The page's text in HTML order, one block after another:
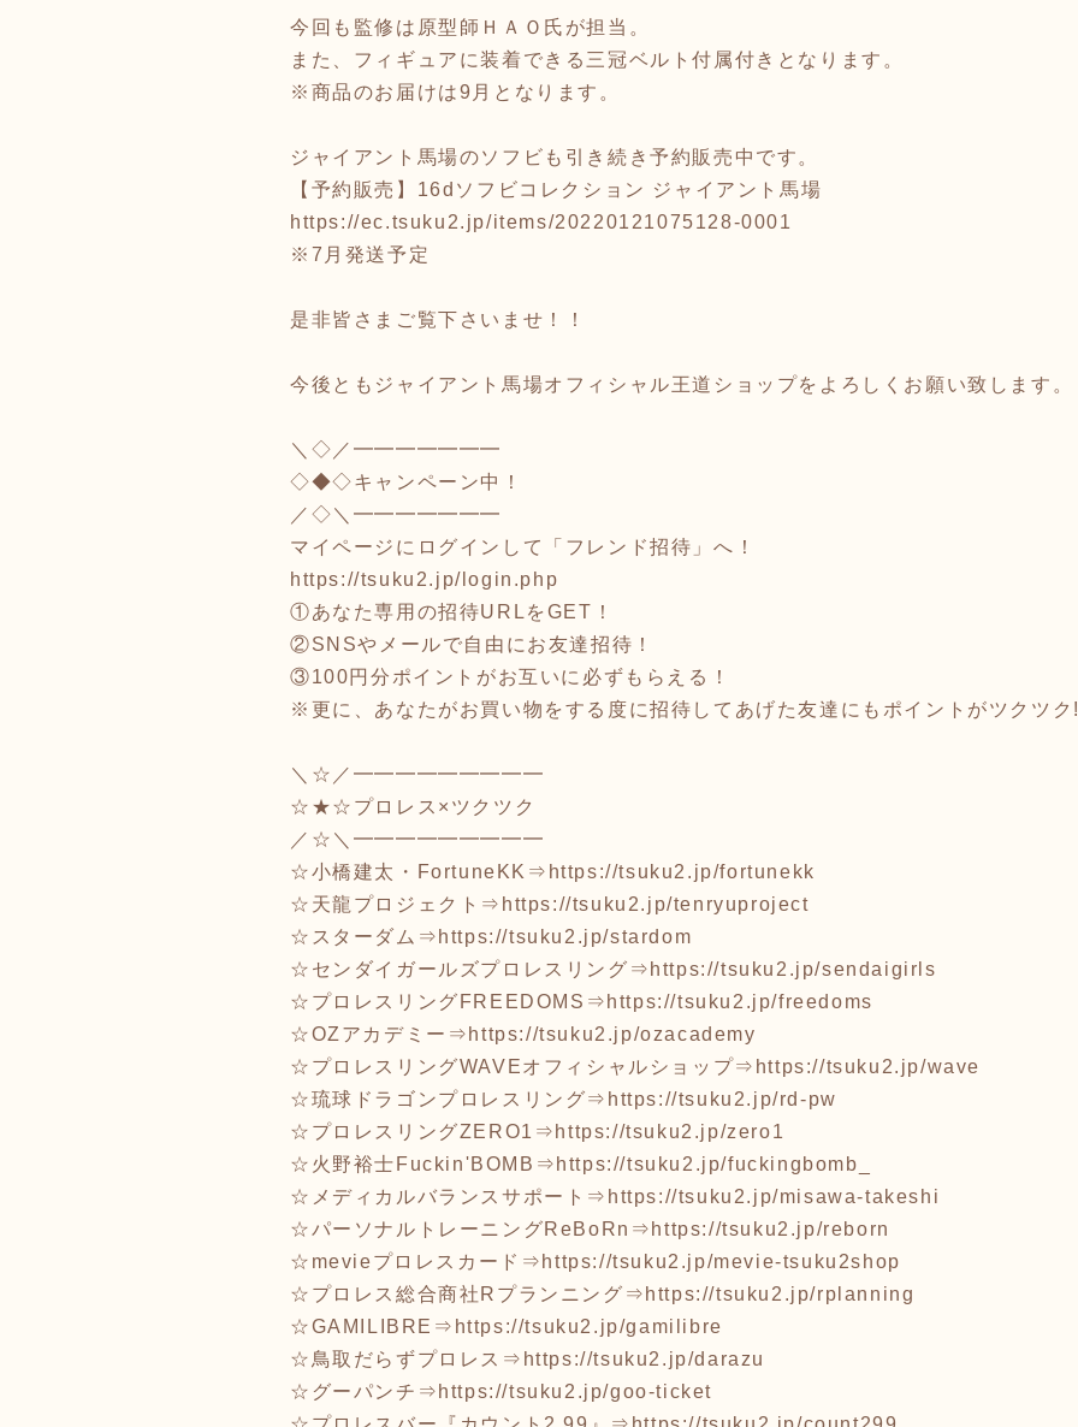
今回も監修は原型師ＨＡＯ氏が担当。
また、フィギュアに装着できる三冠ベルト付属付きとなります。
※商品のお届けは9月となります。
ジャイアント馬場のソフビも引き続き予約販売中です。
【予約販売】16dソフビコレクション ジャイアント馬場
https://ec.tsuku2.jp/items/20220121075128-0001
※7月発送予定
是非皆さまご覧下さいませ！！
今後ともジャイアント馬場オフィシャル王道ショップをよろしくお願い致します。
＼◇／━━━━━━━
◇◆◇キャンペーン中！
／◇＼━━━━━━━
マイページにログインして「フレンド招待」へ！
https://tsuku2.jp/login.php
①あなた専用の招待URLをGET！
②SNSやメールで自由にお友達招待！
③100円分ポイントがお互いに必ずもらえる！
※更に、あなたがお買い物をする度に招待してあげた友達にもポイントがツクツ
＼☆／━━━━━━━━━
☆★☆プロレス×ツクツク
／☆＼━━━━━━━━━
☆小橋建太・FortuneKK⇒ https://tsuku2.jp/fortunekk
☆天龍プロジェクト⇒ https://tsuku2.jp/tenryuproject
☆スターダム⇒ https://tsuku2.jp/stardom
☆センダイガールズプロレスリング⇒ https://tsuku2.jp/sendaigirls
☆プロレスリングFREEDOMS⇒ https://tsuku2.jp/freedoms
☆OZアカデミー⇒ https://tsuku2.jp/ozacademy
☆プロレスリングWAVEオフィシャルショップ⇒ https://tsuku2.jp/wave
☆琉球ドラゴンプロレスリング⇒ https://tsuku2.jp/rd-pw
☆プロレスリングZERO1⇒ https://tsuku2.jp/zero1
☆火野裕士Fuckin'BOMB⇒ https://tsuku2.jp/fuckingbomb_
☆メディカルバランスサポート⇒ https://tsuku2.jp/misawa-takeshi
☆パーソナルトレーニングReBoRn⇒ https://tsuku2.jp/reborn
☆mevieプロレスカード⇒ https://tsuku2.jp/mevie-tsuku2shop
☆プロレス総合商社Rプランニング⇒ https://tsuku2.jp/rplanning
☆GAMILIBRE⇒ https://tsuku2.jp/gamilibre
☆鳥取だらずプロレス⇒ https://tsuku2.jp/darazu
☆グーパンチ⇒ https://tsuku2.jp/goo-ticket